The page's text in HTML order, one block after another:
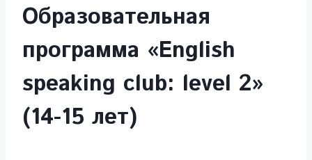
Образовательная
программа «English
speaking club: level 2»
(14-15 лет)